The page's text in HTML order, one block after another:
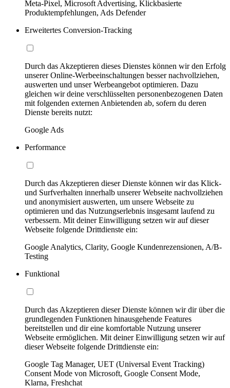
Meta-Pixel, Microsoft Advertising, Klickbasierte
Produktempfehlungen, Ads Defender
Erweitertes Conversion-Tracking
Durch das Akzeptieren dieses Dienstes können wir den Erfolg
unserer Online-Werbeeinschaltungen besser nachvollziehen,
auswerten und unser Werbeangebot optimieren. Dazu
gleichen wir deine verschlüsselten personenbezogenen Daten
mit folgenden externen Anbietenden ab, sofern du deren
Dienste bereits nutzt:
Google Ads
Performance
Durch das Akzeptieren dieser Dienste können wir das Klick-
und Surfverhalten innerhalb unserer Webseite nachvollziehen
und anonymisiert auswerten, um unsere Webseite zu
optimieren und das Nutzungserlebnis insgesamt laufend zu
verbessern. Mit deiner Einwilligung setzen wir auf dieser
Webseite folgende Drittdienste ein:
Google Analytics, Clarity, Google Kundenrezensionen, A/B-
Testing
Funktional
Durch das Akzeptieren dieser Dienste können wir dir über die
grundlegenden Funktionen hinausgehende Features
bereitstellen und dir eine komfortable Nutzung unserer
Webseite ermöglichen. Mit deiner Einwilligung setzen wir auf
dieser Webseite folgende Drittdienste ein:
Google Tag Manager, UET (Universal Event Tracking)
Consent Mode von Microsoft, Google Consent Mode,
Klarna, Freshchat